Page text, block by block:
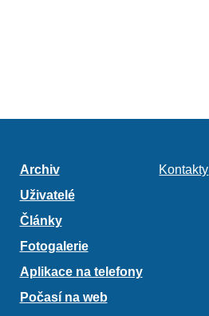
Archiv
Uživatelé
Články
Fotogalerie
Aplikace na telefony
Počasí na web
Kontakty